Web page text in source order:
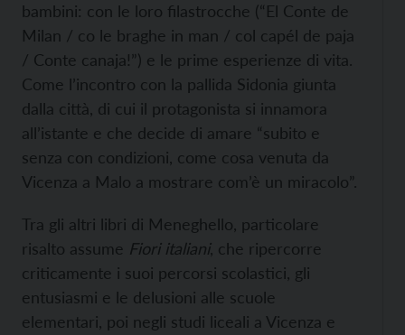
bambini: con le loro filastrocche (“El Conte de
Milan / co le braghe in man / col capél de paja
/ Conte canaja!”) e le prime esperienze di vita.
Come l’incontro con la pallida Sidonia giunta
dalla città, di cui il protagonista si innamora
all’istante e che decide di amare “subito e
senza con condizioni, come cosa venuta da
Vicenza a Malo a mostrare com’è un miracolo”.
Tra gli altri libri di Meneghello, particolare
risalto assume Fiori italiani, che ripercorre
criticamente i suoi percorsi scolastici, gli
entusiasmi e le delusioni alle scuole
elementari, poi negli studi liceali a Vicenza e